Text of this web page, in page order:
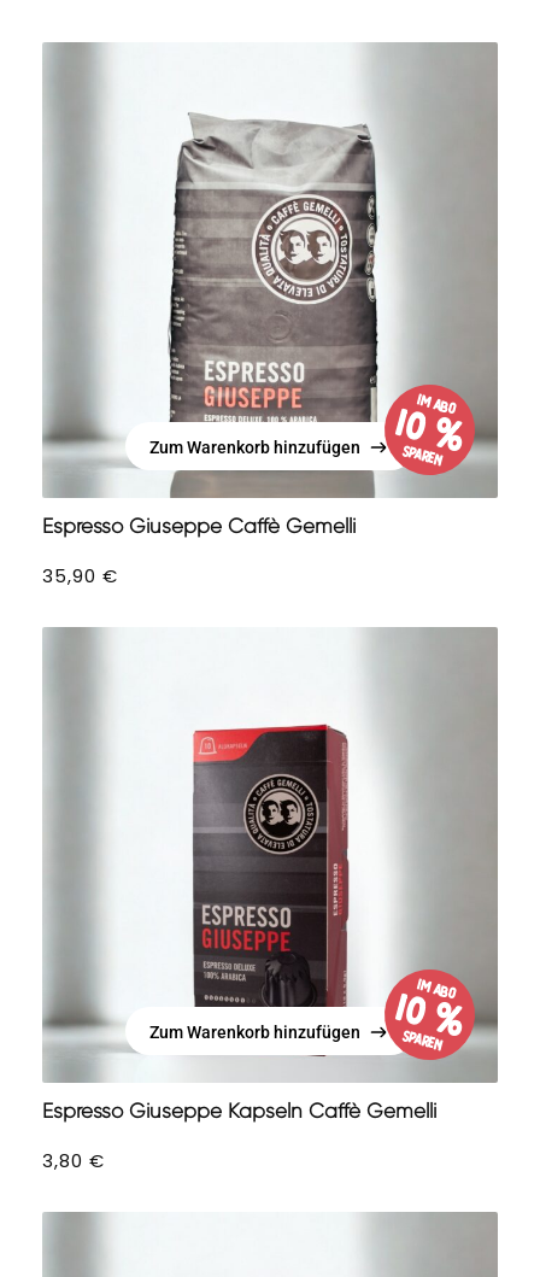
Zum Warenkorb hinzufügen
Zum Warenkorb hinzufügen
im Abo
10 %
sparen
Espresso Giuseppe Caffè Gemelli
35,90 €
Zum Warenkorb hinzufügen
Zum Warenkorb hinzufügen
im Abo
10 %
sparen
Espresso Giuseppe Kapseln Caffè Gemelli
3,80 €